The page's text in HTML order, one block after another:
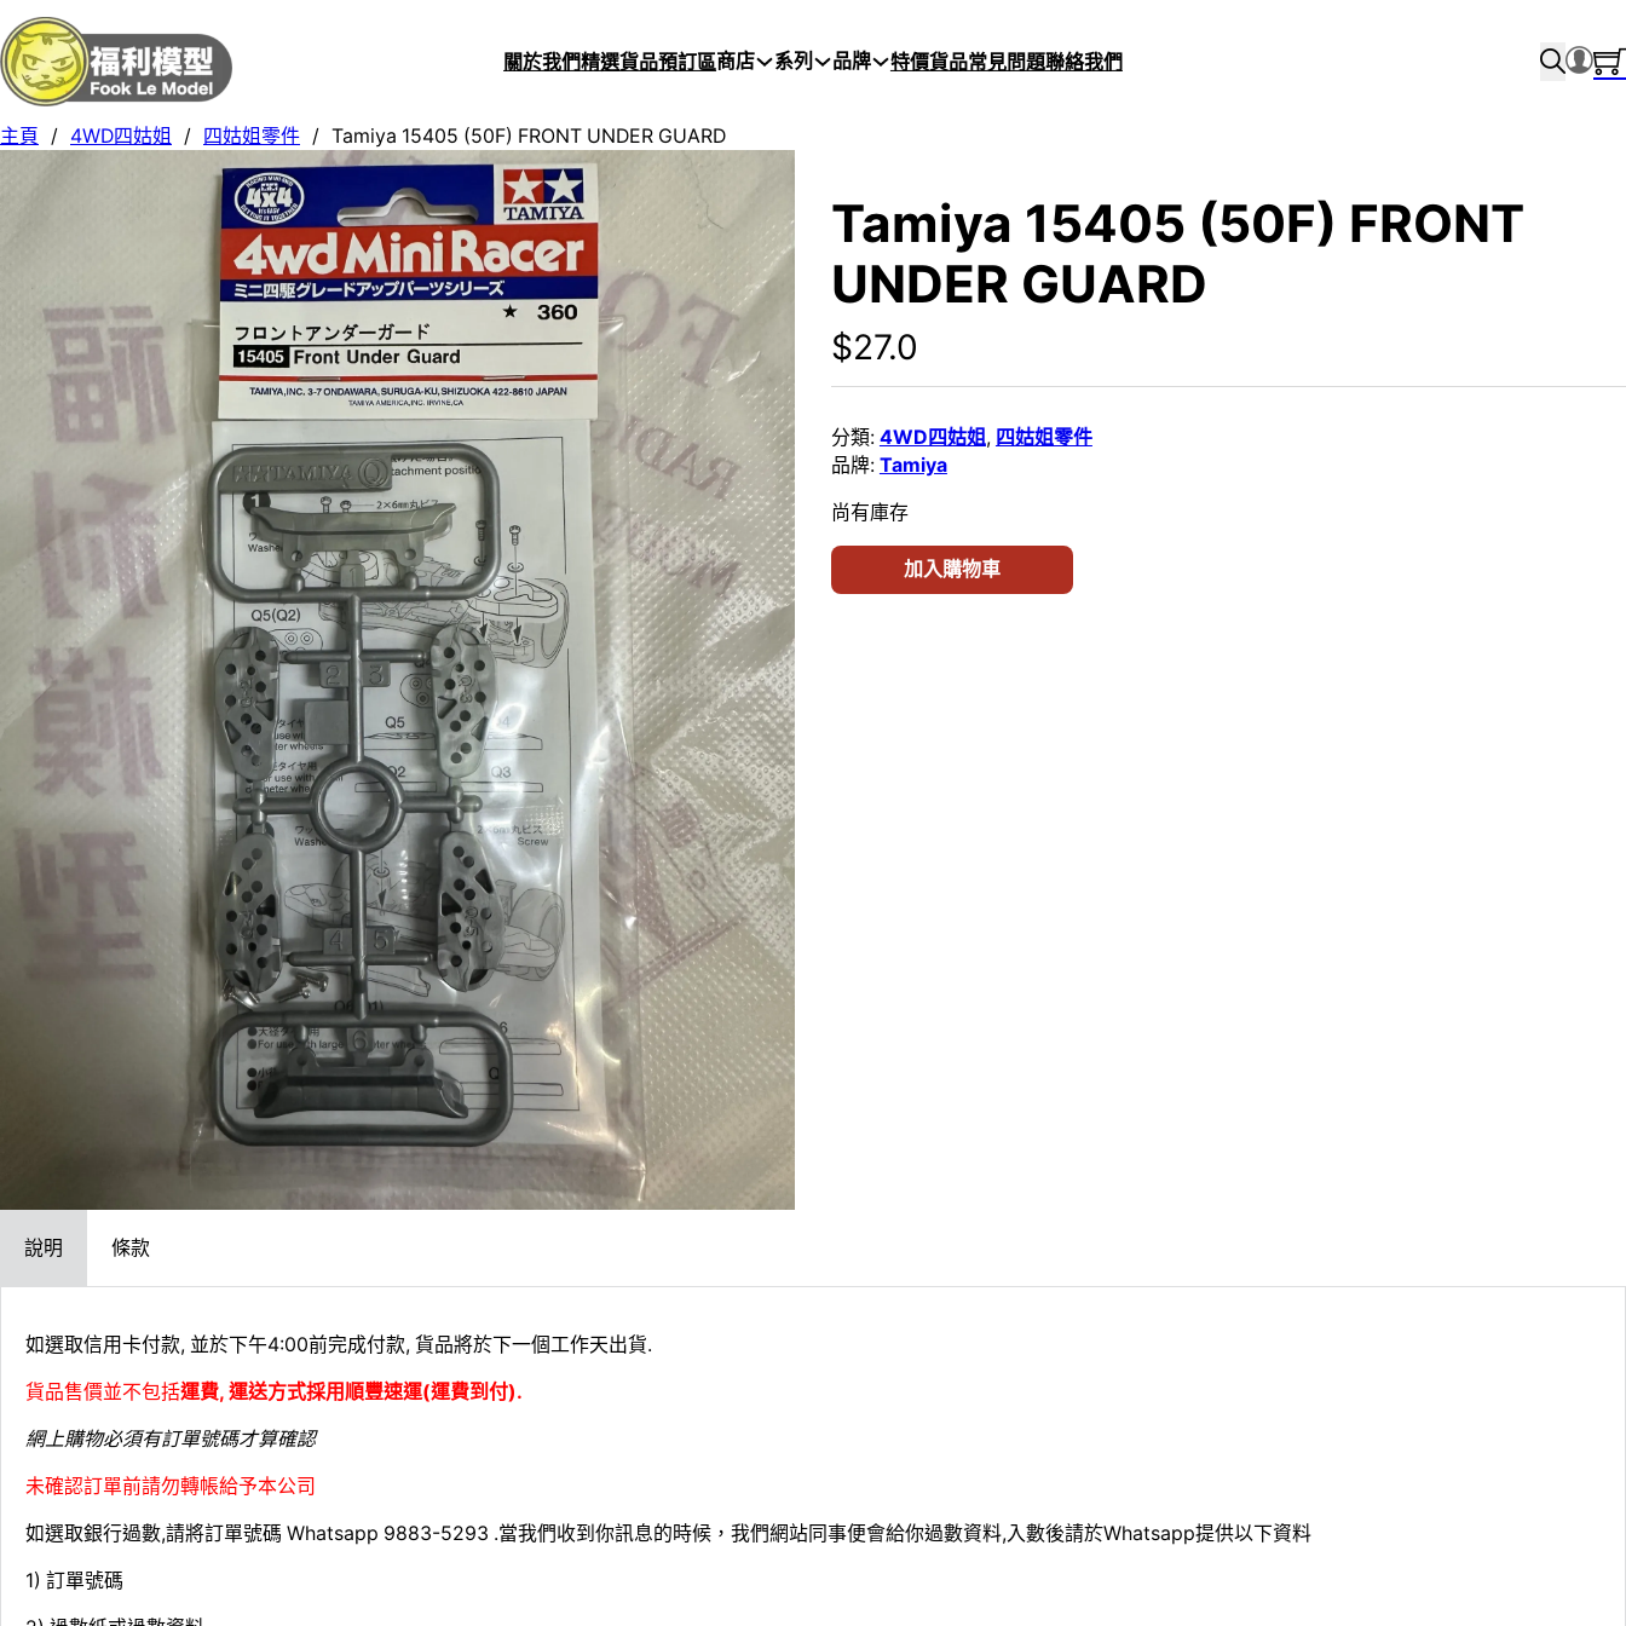
關於我們精選貨品預訂區商店 系列 品牌 特價貨品常見問題聯絡我們
主頁 / 4WD四姑姐 / 四姑姐零件 / Tamiya 15405 (50F) FRONT UNDER GUARD
Tamiya 15405 (50F) FRONT
UNDER GUARD
$27.0
分類: 4WD四姑姐, 四姑姐零件
品牌: Tamiya
尚有庫存
加入購物車
說明 條款
如選取信用卡付款, 並於下午4:00前完成付款, 貨品將於下一個工作天出貨.
貨品售價並不包括運費, 運送方式採用順豐速運(運費到付).
網上購物必須有訂單號碼才算確認
未確認訂單前請勿轉帳給予本公司
如選取銀行過數,請將訂單號碼 Whatsapp 9883-5293 .當我們收到你訊息的時候，我們網站同事便會給你過數資料,入數後請於Whatsapp提供以下資料
1) 訂單號碼